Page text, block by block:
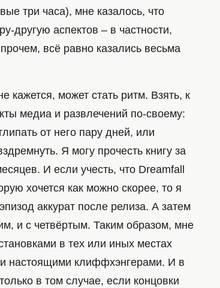
три часа), мне казалось, что
другую аспектов – в частности,
всё равно казались весьма
кажется, может стать ритм. Взять, к
медиа и развлечений по-своему:
от него пару дней, или
Я могу прочесть книгу за
И если учесть, что Dreamfall
хочется как можно скорее, то я
аккурат после релиза. А затем
и с четвёртым. Таким образом, мне
в тех или иных местах
настоящими клиффхэнгерами. И в
в том случае, если концовки